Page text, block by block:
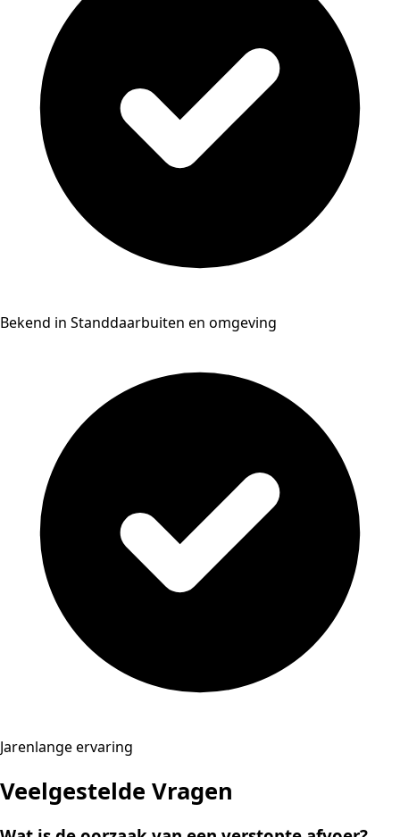
Bekend in Standdaarbuiten en omgeving
Jarenlange ervaring
Veelgestelde Vragen